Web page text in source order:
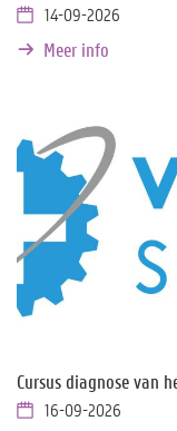
14-09-2026
Meer info
Cursus diagnose van
16-09-2026